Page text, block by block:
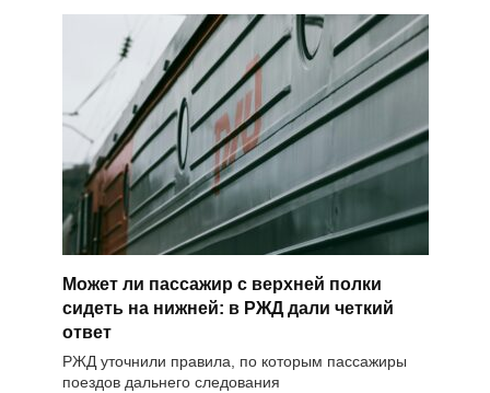
Может ли пассажир с верхней полки
сидеть на нижней: в РЖД дали четкий
ответ
РЖД уточнили правила, по которым пассажиры
поездов дальнего следования